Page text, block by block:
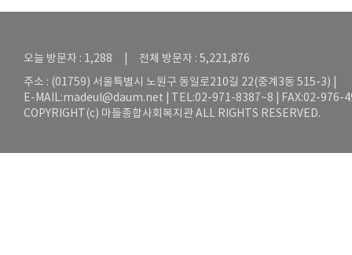
오늘 방문자 : 1,288 | 전체 방문자 : 5,221,876
주소 : (01759) 서울특별시 노원구 동일로210길 22(중계3동 515-3) |
E-MAIL:madeul@daum.net | TEL:02-971-8387~8 | FAX:02-976-
COPYRIGHT(c) 마들종합사회복지관 ALL RIGHTS RESERVED.